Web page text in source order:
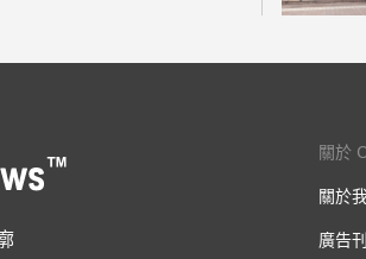
關於
關於
廣告